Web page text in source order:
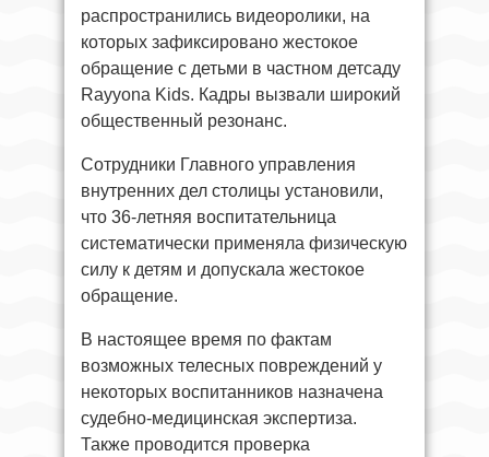
распространились видеоролики, на
которых зафиксировано жестокое
обращение с детьми в частном детсаду
Rayyona Kids. Кадры вызвали широкий
общественный резонанс.
Сотрудники Главного управления
внутренних дел столицы установили,
что 36-летняя воспитательница
систематически применяла физическую
силу к детям и допускала жестокое
обращение.
В настоящее время по фактам
возможных телесных повреждений у
некоторых воспитанников назначена
судебно-медицинская экспертиза.
Также проводится проверка